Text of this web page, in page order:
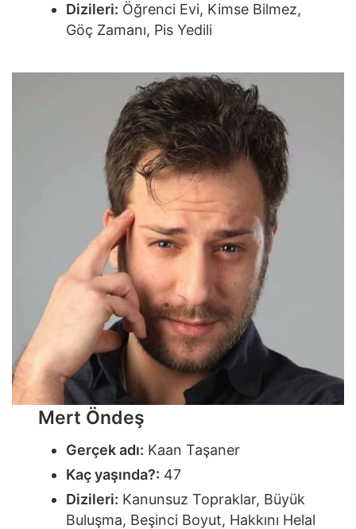
Dizileri: Öğrenci Evi, Kimse Bilmez,
Göç Zamanı, Pis Yedili
Mert Öndeş
Gerçek adı: Kaan Taşaner
Kaç yaşında?: 47
Dizileri: Kanunsuz Topraklar, Büyük
Buluşma, Beşinci Boyut, Hakkını Helal